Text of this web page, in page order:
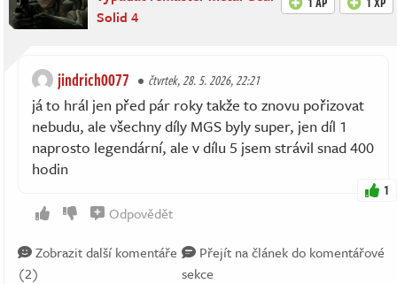
Solid 4
jindrich0077 čtvrtek, 28. 5. 2026, 22:21
já to hrál jen před pár roky takže to znovu pořizovat
nebudu, ale všechny díly MGS byly super, jen díl 1
naprosto legendární, ale v dílu 5 jsem strávil snad 400
hodin
1
Odpovědět
Zobrazit další komentáře
(2)
Přejít na článek do komentářové
sekce